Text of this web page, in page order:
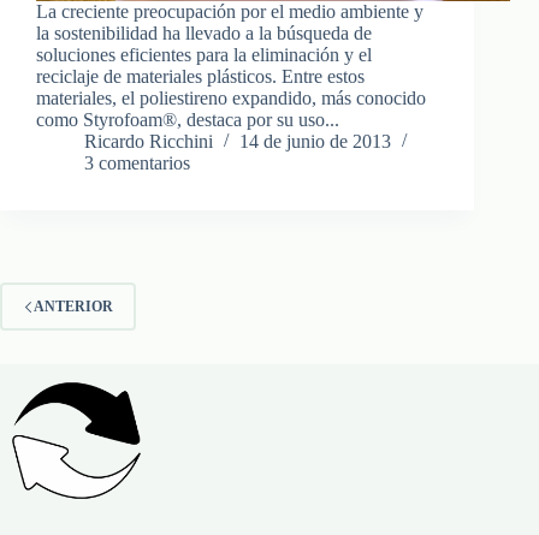
La creciente preocupación por el medio ambiente y
la sostenibilidad ha llevado a la búsqueda de
soluciones eficientes para la eliminación y el
reciclaje de materiales plásticos. Entre estos
materiales, el poliestireno expandido, más conocido
como Styrofoam®, destaca por su uso...
Ricardo Ricchini
14 de junio de 2013
3 comentarios
ANTERIOR